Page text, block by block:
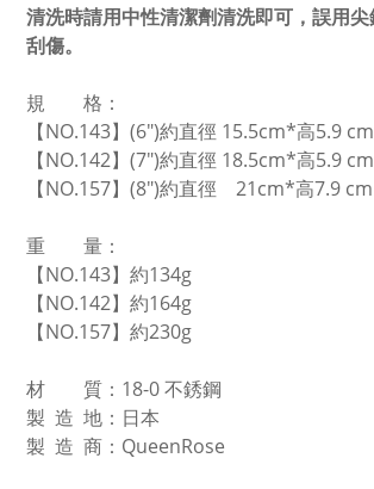
清洗時請用中性清潔劑清洗即可，誤用
刮傷。
規 格：
【NO.143】(6")約直徑 15.5cm*高5.9 cm
【NO.142】(7")約直徑 18.5cm*高5.9 cm
【NO.157】(8")約直徑 21cm*高7.9 cm
重 量：
【NO.143】約134g
【NO.142】約164g
【NO.157】約230g
材 質：18-0 不銹鋼
製 造 地：日本
製 造 商：QueenRose